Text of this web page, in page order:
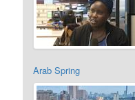
Arab Spring